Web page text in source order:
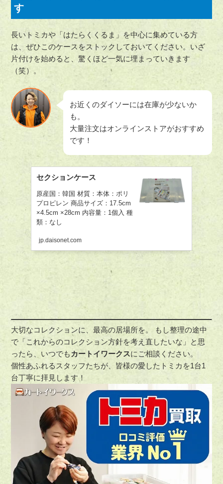
す
長いトミカや「はたらくくるま」を中心に集めている方
は、ぜひこのケースをストックしておいてください。いざ
片付けを始めると、驚くほど一気に埋まっていきます
（笑）。
お近くのダイソーには在庫が少ないか
も。
大量注文はオンラインストアがおすすめ
です！
セクションケース
原産国：韓国 材質：本体：ポリ
プロピレン 商品サイズ：17.5cm
×4.5cm ×28cm 内容量：1個入 種
類：なし
jp.daisonet.com
大切なコレクションに、最高の居場所を。 もし整理の途中
で「これからのコレクション方針を考え直したいな」と思
ったら、いつでも カートイワークスにご相談ください。
個性あふれるスタッフたちが、皆様の愛したトミカを1台1
台丁寧に拝見します！